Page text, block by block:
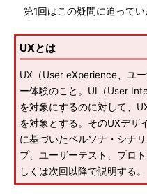
第1回はこの疑問に迫ってい
UXとは
UX（User eXperience、ユ
ー体験のこと。UI（User
を対象にするのに対して、
を対象とする。そのUXデザ
に基づいたペルソナ・シナ
プ、ユーザーテスト、プロ
しくは次回以降で説明する。